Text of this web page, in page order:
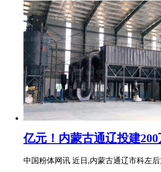
亿元！内蒙古通辽投建
中国粉体网讯 近日,内蒙古通辽市科左